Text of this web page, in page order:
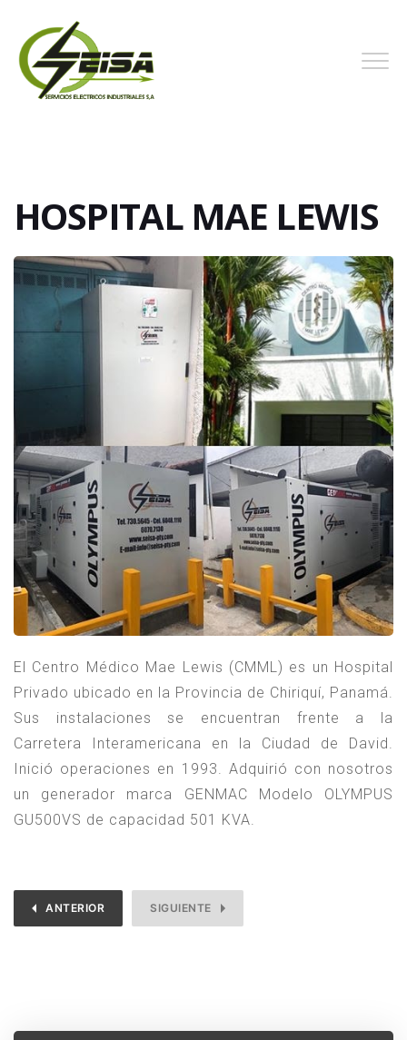
HOSPITAL MAE LEWIS
El Centro Médico Mae Lewis (CMML) es un Hospital
Privado ubicado en la Provincia de Chiriquí, Panamá.
Sus instalaciones se encuentran frente a la
Carretera Interamericana en la Ciudad de David.
Inició operaciones en 1993. Adquirió con nosotros
un generador marca GENMAC Modelo OLYMPUS
GU500VS de capacidad 501 KVA.
ANTERIOR SIGUIENTE